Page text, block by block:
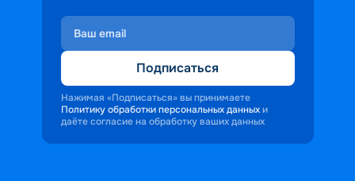
Подписаться
Нажимая «Подписаться» вы принимаете
Политику обработки персональных данных и
даёте согласие на обработку ваших данных